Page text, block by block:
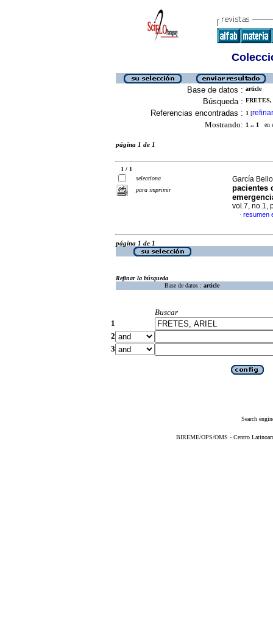
Base de datos : article
Búsqueda :
Referencias encontradas : 1 [refinar
Mostrando: 1 .. 1 en
página 1 de 1
1 / 1
selecciona
para imprimir
García
pacientes
vol.7, no.1,
· resumen
página 1 de 1
Refinar la búsqueda
Base de datos : article
Buscar
1
2
3
Search
BIREME/OPS/OMS - Centro